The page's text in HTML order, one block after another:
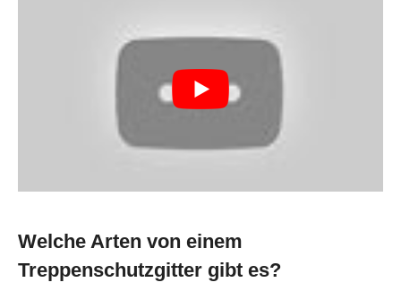
Welche Arten von einem
Treppenschutzgitter gibt es?